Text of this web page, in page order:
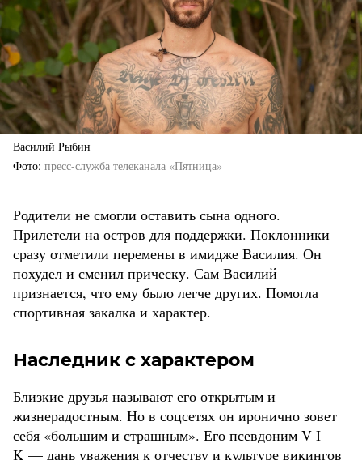
Василий Рыбин
Фото пресс-служба телеканала «Пятница»
Родители не смогли оставить сына одного.
Прилетели на остров для поддержки. Поклонники
сразу отметили перемены в имидже Василия. Он
похудел и сменил прическу. Сам Василий
признается, что ему было легче других. Помогла
спортивная закалка и характер.
Наследник с характером
Близкие друзья называют его открытым и
жизнерадостным. Но в соцсетях он иронично зовет
себя «большим и страшным». Его псевдоним V I
K — дань уважения к отчеству и культуре викингов